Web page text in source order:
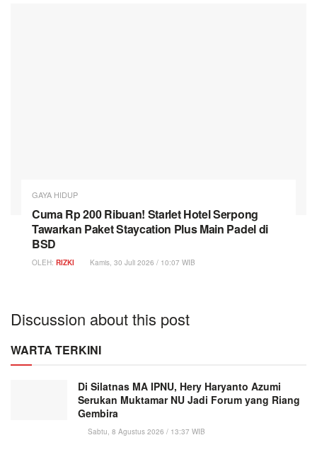
GAYA HIDUP
Cuma Rp 200 Ribuan! Starlet Hotel Serpong
Tawarkan Paket Staycation Plus Main Padel di
BSD
OLEH: RIZKI Kamis, 30 Juli 2026 / 10:07 WIB
Discussion about this post
WARTA TERKINI
Di Silatnas MA IPNU, Hery Haryanto Azumi
Serukan Muktamar NU Jadi Forum yang Riang
Gembira
Sabtu, 8 Agustus 2026 / 13:37 WIB